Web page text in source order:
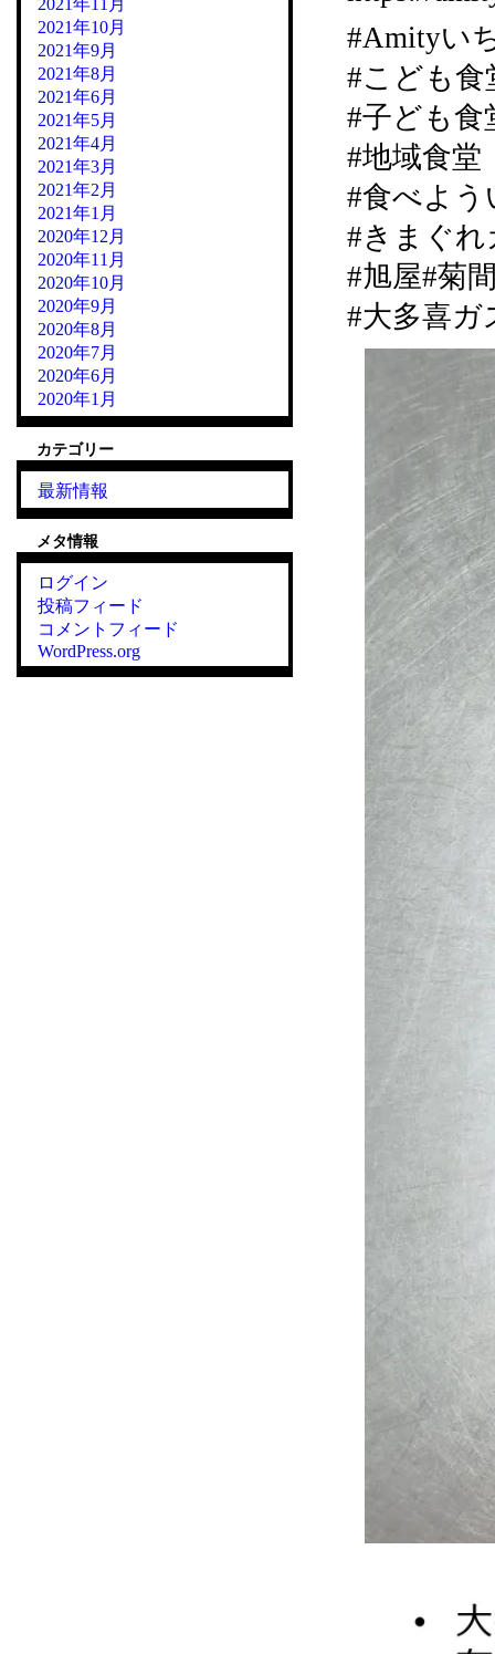
#Amityい
#こども食
#子ども食
#地域食堂
#食べよう
#きまぐれ
#旭屋#菊
#大多喜ガ
2021年11月
2021年10月
2021年9月
2021年8月
2021年6月
2021年5月
2021年4月
2021年3月
2021年2月
2021年1月
2020年12月
2020年11月
2020年10月
2020年9月
2020年8月
2020年7月
2020年6月
2020年1月
カテゴリー
最新情報
メタ情報
ログイン
投稿フィード
コメントフィード
WordPress.org